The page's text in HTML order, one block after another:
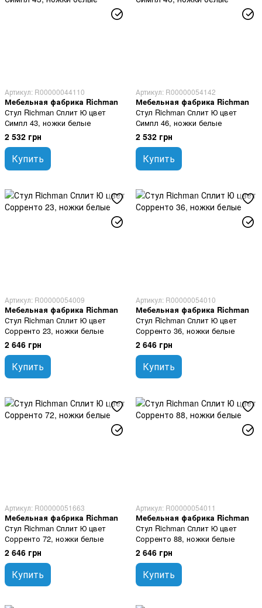
Артикул: R00000044110
Мебельная фабрика Richman
Стул Richman Сплит Ю цвет
Симпл 43, ножки белые
2 532 грн
Купить
Артикул: R00000054142
Мебельная фабрика Richman
Стул Richman Сплит Ю цвет
Симпл 46, ножки белые
2 532 грн
Купить
Артикул: R00000054009
Мебельная фабрика Richman
Стул Richman Сплит Ю цвет
Сорренто 23, ножки белые
2 646 грн
Купить
Артикул: R00000054010
Мебельная фабрика Richman
Стул Richman Сплит Ю цвет
Сорренто 36, ножки белые
2 646 грн
Купить
Артикул: R00000051663
Мебельная фабрика Richman
Стул Richman Сплит Ю цвет
Сорренто 72, ножки белые
2 646 грн
Купить
Артикул: R00000054011
Мебельная фабрика Richman
Стул Richman Сплит Ю цвет
Сорренто 88, ножки белые
2 646 грн
Купить